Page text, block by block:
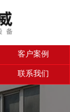
客户案例
联系我们